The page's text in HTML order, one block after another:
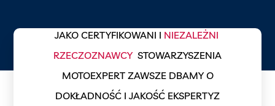
JAKO CERTYFIKOWANI I NIEZALEŻNI
RZECZOZNAWCYSTOWARZYSZENIA
MOTOEXPERT ZAWSZE DBAMY O
DOKŁADNOŚĆ I JAKOŚĆ EKSPERTYZ